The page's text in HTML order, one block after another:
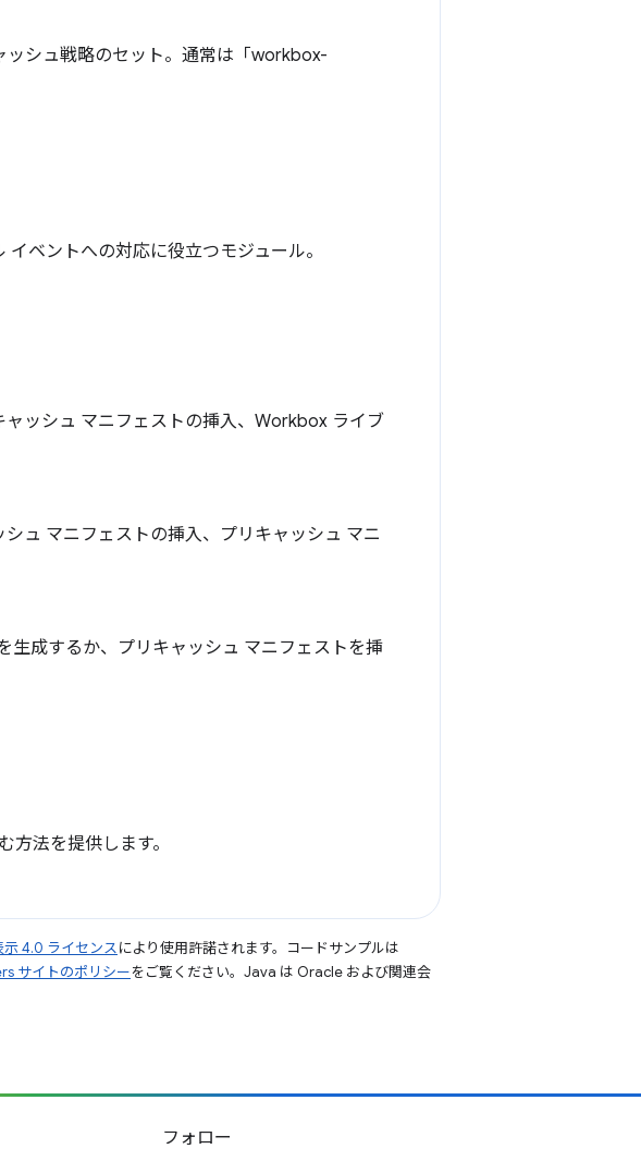
ッシュ戦略のセット。通常は「workbox-
ベントへの対応に役立つモジュール。
ッシュ マニフェストの挿入、Workbox ライブ
ュ マニフェストの挿入、プリキャッシュ マニ
成するか、プリキャッシュ マニフェストを挿
法を提供します。
4.0 ライセンスにより使用許諾されます。コードサンプルは
サイトのポリシーをご覧ください。Java は Oracle および関連会
フォロー